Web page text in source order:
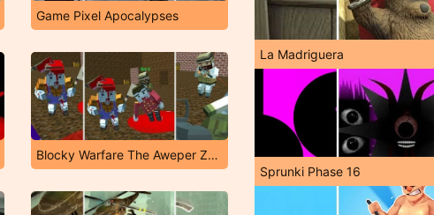
Game Pixel Apocalypses
Blocky Warfare The Aweper Zombie
La Madriguera
Sprunki Phase 16